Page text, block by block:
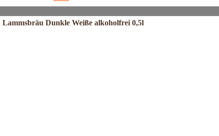
Lammsbräu Dunkle Weiße alkoholfrei 0,5l